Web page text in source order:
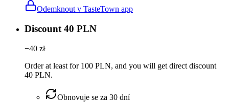
Odemknout v TasteTown app
Discount 40 PLN
−40 zł
Order at least for 100 PLN, and you will get direct discount
40 PLN.
Obnovuje se za 30 dní